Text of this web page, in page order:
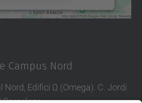
Accepta
by
Campus Nord
Nord, Edifici Ω (Omega). C. Jordi